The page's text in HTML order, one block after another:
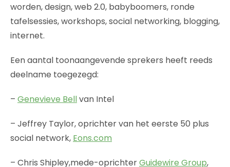
worden, design, web 2.0, babyboomers, ronde
tafelsessies, workshops, social networking, blogging,
internet.
Een aantal toonaangevende sprekers heeft reeds
deelname toegezegd:
– Genevieve Bellvan Intel
– Jeffrey Taylor, oprichter van het eerste 50 plus
social network, Eons.com
– Chris Shipley,mede-oprichterGuidewire Group,